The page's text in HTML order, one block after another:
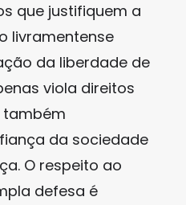
que justifiquem a
livramentense
da liberdade de
viola direitos
também
da sociedade
O respeito ao
defesa é